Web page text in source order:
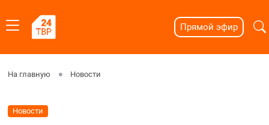
Прямой эфир
На главную Новости
Новости